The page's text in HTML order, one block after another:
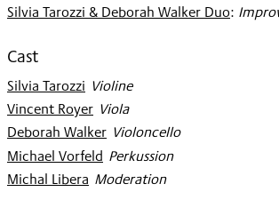
Silvia Tarozzi & Deborah Walker Duo:
Cast
Silvia Tarozzi: Violine
Vincent Royer
: Viola
Deborah Walker
: Violoncello
Michael Vorfeld: Perkussion
Michal Libera: Moderation